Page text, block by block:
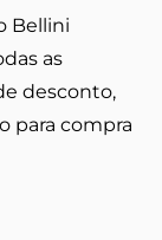
Bellini
as
desconto,
para compra